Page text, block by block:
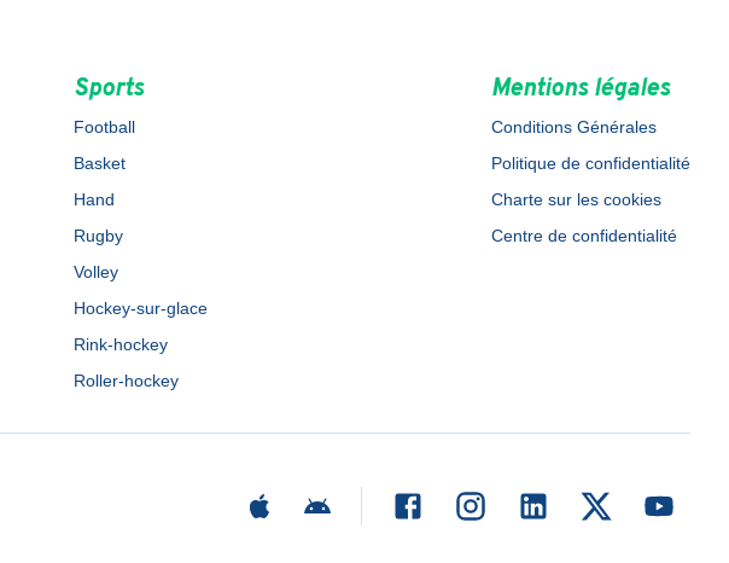
Sports
Football
Basket
Hand
Rugby
Volley
Hockey-sur-glace
Rink-hockey
Roller-hockey
Mentions légales
Conditions Générales
Politique de confidentialité
Charte sur les cookies
Centre de confidentialité